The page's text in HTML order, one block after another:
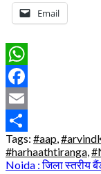
Email
WhatsApp
Facebook
Email
Share
Tags: #aap
#harhaathtiranga
Post
Noida : जिला स्तरीय